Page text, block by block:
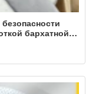
бархатной
на
отделка